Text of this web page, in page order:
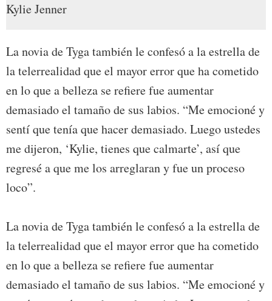
Kylie Jenner
La novia de Tyga también le confesó a la estrella de
la telerrealidad que el mayor error que ha cometido
en lo que a belleza se refiere fue aumentar
demasiado el tamaño de sus labios. “Me emocioné y
sentí que tenía que hacer demasiado. Luego ustedes
me dijeron, ‘Kylie, tienes que calmarte’, así que
regresé a que me los arreglaran y fue un proceso
loco”.
La novia de Tyga también le confesó a la estrella de
la telerrealidad que el mayor error que ha cometido
en lo que a belleza se refiere fue aumentar
demasiado el tamaño de sus labios. “Me emocioné y